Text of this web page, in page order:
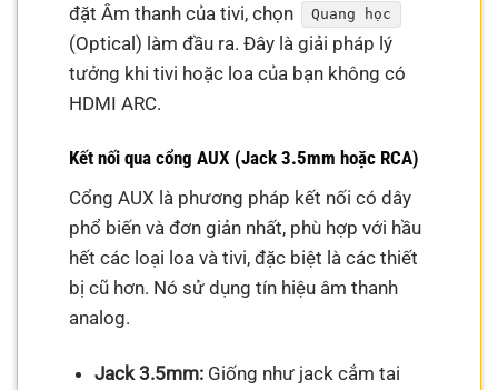
đặt Âm thanh của tivi, chọn
Quang học
(Optical) làm đầu ra. Đây là giải pháp lý
tưởng khi tivi hoặc loa của bạn không có
HDMI ARC.
Kết nối qua cổng AUX (Jack 3.5mm hoặc RCA)
Cổng AUX là phương pháp kết nối có dây
phổ biến và đơn giản nhất, phù hợp với hầu
hết các loại loa và tivi, đặc biệt là các thiết
bị cũ hơn. Nó sử dụng tín hiệu âm thanh
analog.
Jack 3.5mm:Giống như jack cắm tai